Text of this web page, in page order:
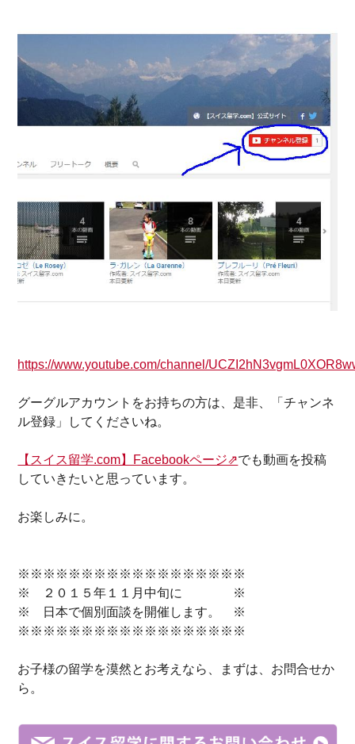
https://www.youtube.com/channel/
グーグルアカウントをお持ちの方は、是非、「チャンネ
ル登録」してくださいね。
【スイス留学.com】Facebookページ⇗でも動画を投稿
していきたいと思っています。
お楽しみに。
※※※※※※※※※※※※※※※※※※
※ ２０１５年１１月中旬に ※
※ 日本で個別面談を開催します。 ※
※※※※※※※※※※※※※※※※※※
お子様の留学を漠然と お考え なら、まずは、お問合せか
ら。